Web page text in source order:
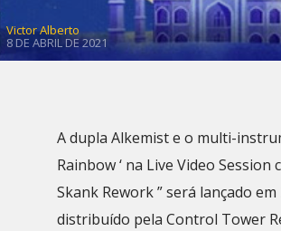
Victor Alberto
8 DE ABRIL DE 2021
A dupla Alkemist e o multi-
Rainbow ‘ na Live Video
Skank Rework ” será lançado
distribuído pela Control Tower